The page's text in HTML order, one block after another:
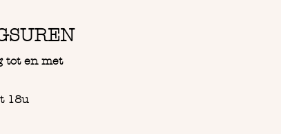
tot en met
18u